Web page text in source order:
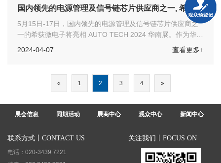
国内领先的电源管理及信号链芯片供应商之一, 希荻微
5月15日-17日，国内领先的电源管理及信号链芯片供应商之
一的希荻微电子将亮相 AUTO TECH 2024 华南展。作为华南
重要的汽车科技创新展示平台，欢迎各位汽车工程师们莅临展
2024-04-07 查看更多+
« 1 2 3 4 »
展会信息 同期活动 展商中心 观众中心 新闻中心
联系方式丨CONTACT US
电话：020-3439 7221
关注我们丨FOCUS ON